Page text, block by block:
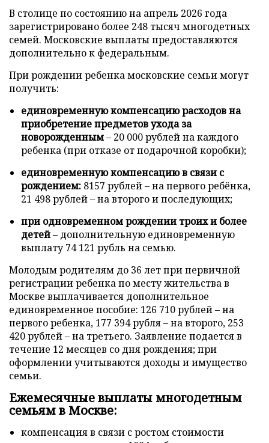
В столице по состоянию на апрель 2026 года
зарегистрировано более 248 тысяч многодетных
семей. Московские выплаты предоставляются
дополнительно к федеральным.
При рождении ребенка московские семьи могут
получить:
единовременную компенсацию расходов на
приобретение предметов ухода за
новорожденным– 20 000 рублей на каждого
ребенка (при отказе от подарочной коробки);
единовременную компенсацию в связи с
рождением: 8157 рублей – на первого ребёнка,
21 498 рублей – на второго и последующих;
при одновременном рождении троих и более
детей– дополнительную единовременную
выплату 74 121 рубль на семью.
Молодым родителям до 36 лет при первичной
регистрации ребенка по месту жительства в
Москве выплачивается дополнительное
единовременное пособие: 126 710 рублей – на
первого ребенка, 177 394 рубля – на второго, 253
420 рублей – на третьего. Заявление подается в
течение 12 месяцев со дня рождения; при
оформлении учитываются доходы и имущество
семьи.
Ежемесячные выплаты многодетным
семьям в Москве:
компенсация в связи с ростом стоимости